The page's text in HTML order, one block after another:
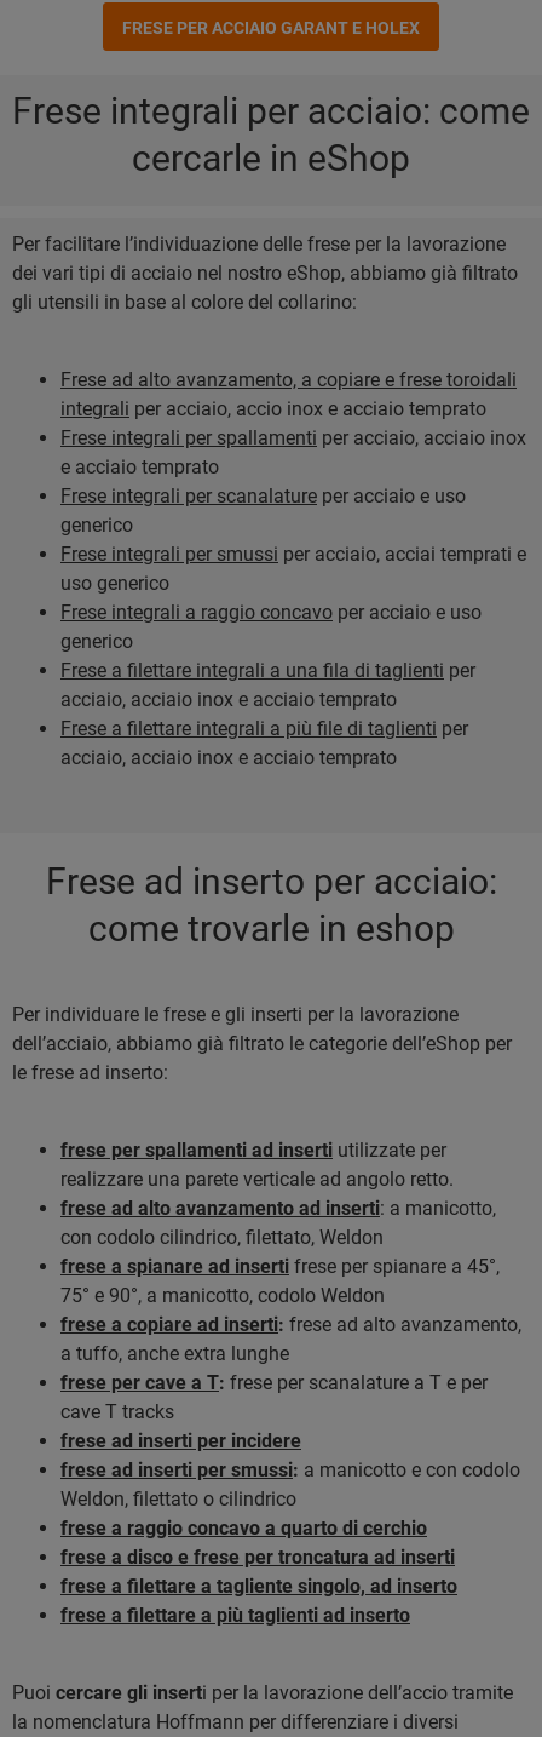
FRESE PER ACCIAIO GARANT E HOLEX
Frese integrali per acciaio: come
cercarle in eShop
Per facilitare l’individuazione delle frese per la lavorazione
dei vari tipi di acciaio nel nostro eShop, abbiamo già filtrato
gli utensili in base al colore del collarino:
Frese ad alto avanzamento, a copiare e frese toroidali
integrali per acciaio, accio inox e acciaio temprato
Frese integrali per spallamenti per acciaio, acciaio inox
e acciaio temprato
Frese integrali per scanalature per acciaio e uso
generico
Frese integrali per smussi per acciaio, acciai temprati e
uso generico
Frese integrali a raggio concavo per acciaio e uso
generico
Frese a filettare integrali a una fila di taglienti per
acciaio, acciaio inox e acciaio temprato
Frese a filettare integrali a più file di taglienti per
acciaio, acciaio inox e acciaio temprato
Frese ad inserto per acciaio:
come trovarle in eshop
Per individuare le frese e gli inserti per la lavorazione
dell’acciaio, abbiamo già filtrato le categorie dell’eShop per
le frese ad inserto:
frese per spallamenti ad inserti utilizzate per
realizzare una parete verticale ad angolo retto.
frese ad alto avanzamento ad inserti: a manicotto,
con codolo cilindrico, filettato, Weldon
frese a spianare ad inserti frese per spianare a 45°,
75° e 90°, a manicotto, codolo Weldon
frese a copiare ad inserti: frese ad alto avanzamento,
a tuffo, anche extra lunghe
frese per cave a T: frese per scanalature a T e per
cave T tracks
frese ad inserti per incidere
frese ad inserti per smussi: a manicotto e con codolo
Weldon, filettato o cilindrico
frese a raggio concavo a quarto di cerchio
frese a disco e frese per troncatura ad inserti
frese a filettare a tagliente singolo, ad inserto
frese a filettare a più taglienti ad inserto
Puoi cercare gli inserti per la lavorazione dell’accio tramite
la nomenclatura Hoffmann per differenziare i diversi